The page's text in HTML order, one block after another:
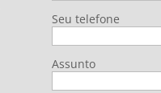
Seu telefone
Assunto